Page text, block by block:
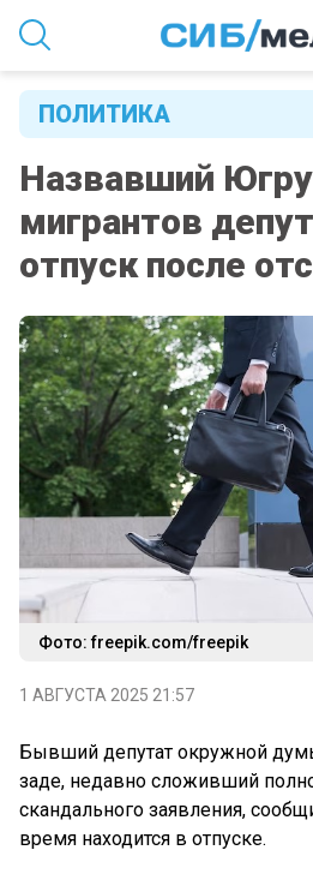
ПОЛИТИКА
Назвавший
мигрантов
отпуск после
Фото: freepik.com/freepik
1 АВГУСТА 2025 21:57
Бывший депутат окружной
заде, недавно сложивший
скандального заявления,
время находится в отпуске.